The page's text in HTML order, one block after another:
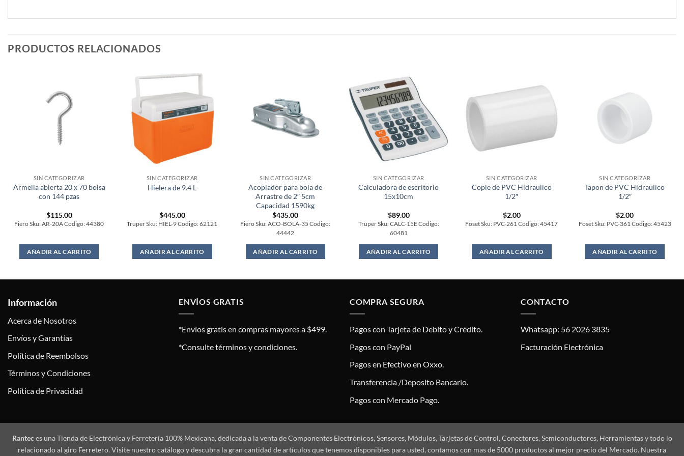
PRODUCTOS RELACIONADOS
SIN CATEGORIZAR
Armella abierta 20 x 70 bolsa
con 144 pzas
$115.00
Fiero Sku: AR-20A Codigo: 44380
AÑADIR AL CARRITO
SIN CATEGORIZAR
Hielera de 9.4 L
$445.00
Truper Sku: HIEL-9 Codigo: 62121
AÑADIR AL CARRITO
SIN CATEGORIZAR
Acoplador para bola de
Arrastre de 2″ 5cm
Capacidad 1590kg
$435.00
Fiero Sku: ACO-BOLA-35 Codigo:
44442
AÑADIR AL CARRITO
SIN CATEGORIZAR
Calculadora de escritorio
15x10cm
$89.00
Truper Sku: CALC-15E Codigo:
60481
AÑADIR AL CARRITO
SIN CATEGORIZAR
Cople de PVC Hidraulico
1/2″
$2.00
Foset Sku: PVC-261 Codigo: 45417
AÑADIR AL CARRITO
SIN CATEGORIZAR
Tapon de PVC Hidraulico
1/2″
$2.00
Foset Sku: PVC-361 Codigo: 45423
AÑADIR AL CARRITO
Información
Acerca de Nosotros
Envíos y Garantías
Política de Reembolsos
Términos y Condiciones
Política de Privacidad
ENVÍOS GRATIS
*Envíos gratis en compras mayores a $499.
*Consulte términos y condiciones.
COMPRA SEGURA
Pagos con Tarjeta de Debito y Crédito.
Pagos con PayPal
Pagos en Efectivo en Oxxo.
Transferencia /Deposito Bancario.
Pagos con Mercado Pago.
CONTACTO
Whatsapp: 56 2026 3835
Facturación Electrónica
Ranteces una Tienda de Electrónica y Ferretería 100% Mexicana, dedicada a la venta de Componentes Electrónicos, Sensores, Módulos, Tarjetas de Control, Conectores, Semiconductores, Herramientas y todo lo
relacionado al giro Ferretero. Visite nuestro catálogo y descubra la gran cantidad de artículos que tenemos disponibles para usted, contamos con mas de 5000 productos al mejor precio del Mercado. Nuestra